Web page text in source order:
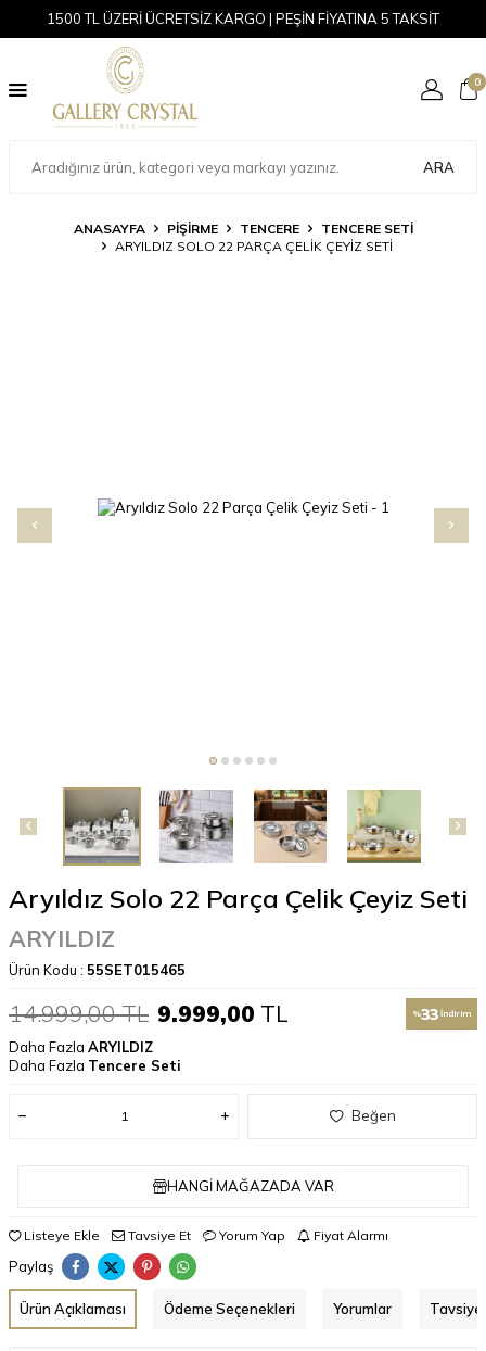
1500 TL ÜZERİ ÜCRETSİZ KARGO | PEŞİN FİYATINA 5 TAKSİT
ARA
0
ANASAYFA PİŞİRME TENCERE
TENCERE SETI
ARYILDIZ SOLO 22 PARÇA ÇELIK ÇEYIZ SETI
Aryıldız Solo 22 Parça Çelik Çeyiz Seti
ARYILDIZ
Ürün Kodu : 55SET015465
14.999,00TL 9.999,00 TL %33 İndirim
Daha Fazla ARYILDIZ
Daha Fazla Tencere Seti
Beğen
HANGI MAĞAZADA VAR
Listeye Ekle Tavsiye Et Yorum Yap Fiyat Alarmı
Paylaş
Ürün Açıklaması Ödeme Seçenekleri Yorumlar Tavsiye